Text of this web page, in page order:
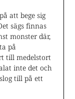
att bege sig
sägs finnas
monster där,
på
till medelstort
inte det och
till på ett